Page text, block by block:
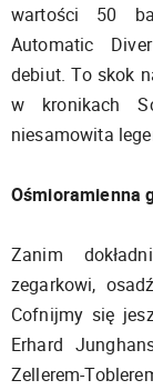
wartości 50
Automatic
debiut. To skok
w kronikach
niesamowita
Ośmioramienna
Zanim
zegarkowi,
Cofnijmy się
Erhard
Zellerem-